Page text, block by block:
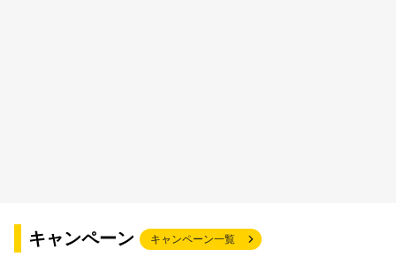
文字種類
キャンペーン キャンペーン一覧